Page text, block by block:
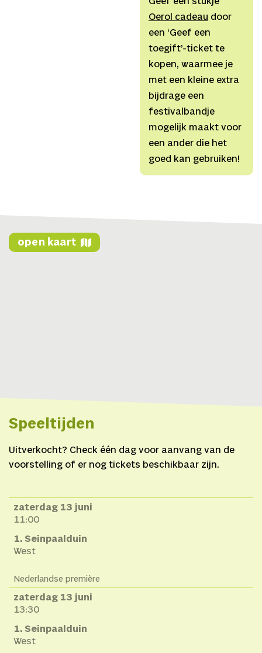
Groot,Dramaturgie
van Rijnsoever,
Michelle
Samba, Kostuums
Saskia de Zee,Decor
Douwe
Hibma,Tekstbijdrages
Marie Groothof, Rashid
Novaire, Yinka
Kuitenbrouwer, Pablo
Fontdevila, Rick
op Stelten, ECDF, MAD
Oerol cadeau door
een ‘Geef een
toegift’-ticket te
kopen, waarmee je
met een kleine extra
bijdrage een
festivalbandje
mogelijk maakt voor
een ander die het
goed kan gebruiken!
open kaart
Speeltijden
Uitverkocht? Check één dag voor aanvang van de
voorstelling of er nog tickets beschikbaar zijn.
zaterdag 13 juni
11:00
1. Seinpaalduin
West
Nederlandse première
zaterdag 13 juni
13:30
1. Seinpaalduin
West